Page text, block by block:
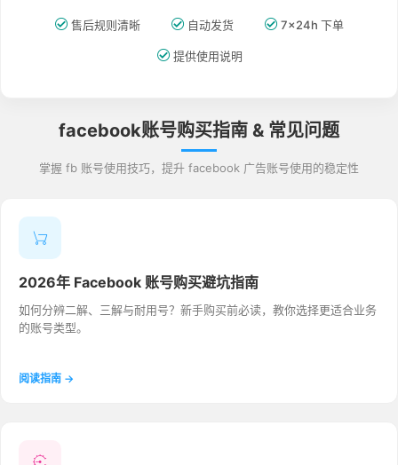
售后规则清晰 自动发货 7×24h 下单
提供使用说明
facebook账号购买指南 & 常见问题
掌握 fb 账号使用技巧，提升 facebook 广告账号使用的稳定性
2026年 Facebook 账号购买避坑指南
如何分辨二解、三解与耐用号？新手购买前必读，教你选择更适合业务
的账号类型。
阅读指南 →